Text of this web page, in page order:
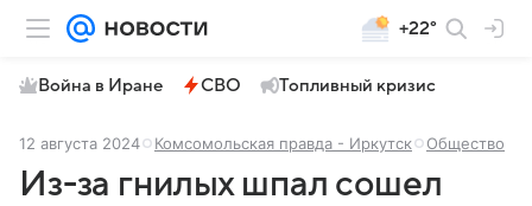
+22°
Война в Иране СВО Топливный кризис
12 августа 2024 Комсомольская правда - Иркутск Общество
Из-за гнилых шпал сошел